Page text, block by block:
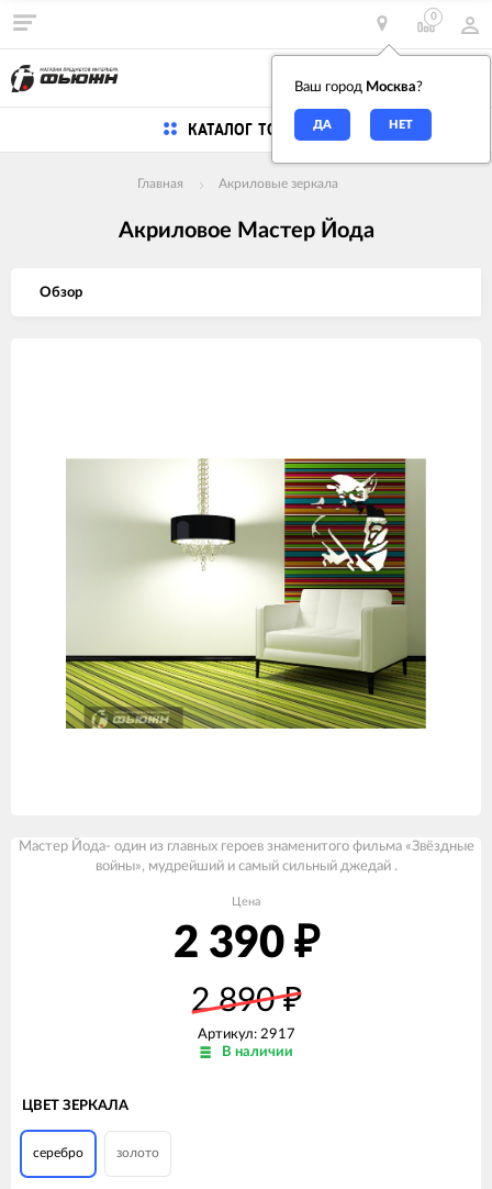
Ваш город Москва?
0
КАТАЛОГ ТОВАРОВ
Главная Акриловые зеркала
Акриловое Мастер Йода
Обзор
Мастер Йода- один из главных героев знаменитого фильма «Звёздные
войны», мудрейший и самый сильный джедай .
Цена
2 390 ₽
2 890₽
Артикул: 2917
В наличии
ЦВЕТ ЗЕРКАЛА
серебро золото